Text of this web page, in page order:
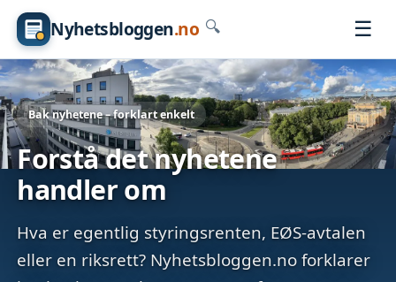
Nyhetsbloggen.no 🔍 ☰
Bak nyhetene – forklart enkelt
Forstå det nyhetene
handler om
Hva er egentlig styringsrenten, EØS-avtalen
eller en riksrett? Nyhetsbloggen.no forklarer